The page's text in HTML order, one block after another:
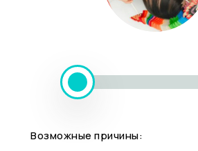
Возможные причины: